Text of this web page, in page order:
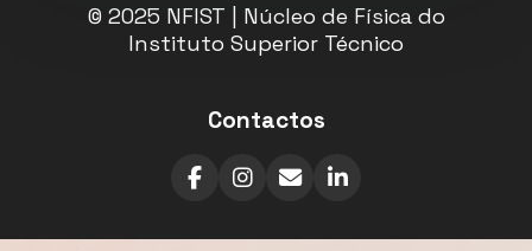
© 2025 NFIST | Núcleo de Física do
Instituto Superior Técnico
Contactos